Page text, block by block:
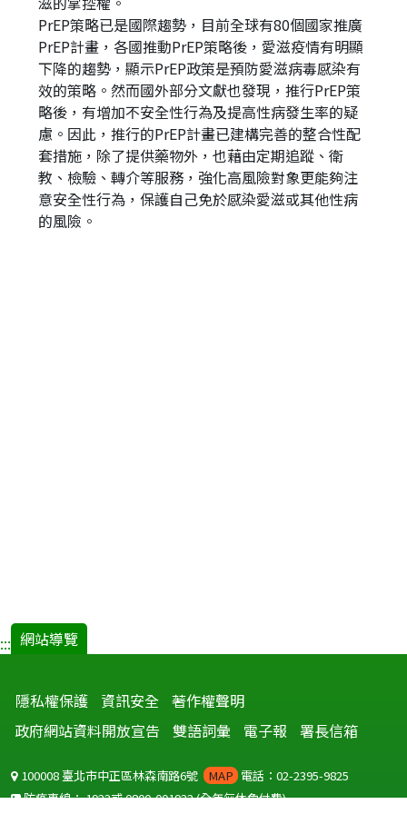
PrEP策略已是國際趨勢，目前全球有80個國家推廣
PrEP計畫，各國推動PrEP策略後，愛滋疫情有明顯
下降的趨勢，顯示PrEP政策是預防愛滋病毒感染有
效的策略。然而國外部分文獻也發現，推行PrEP策
略後，有增加不安全性行為及提高性病發生率的疑
慮。因此，推行的PrEP計畫已建構完善的整合性配
套措施，除了提供藥物外，也藉由定期追蹤、衛
教、檢驗、轉介等服務，強化高風險對象更能夠注
意安全性行為，保護自己免於感染愛滋或其他性病
的風險。
::: 網站導覽
隱私權保護 資訊安全 著作權聲明
政府網站資料開放宣告
雙語詞彙 電子報 署長信箱
100008 臺北市中正區林森南路6號 MAP 電話：02-2395-9825
防疫專線：1922或0800-001922(全年無休免付費)